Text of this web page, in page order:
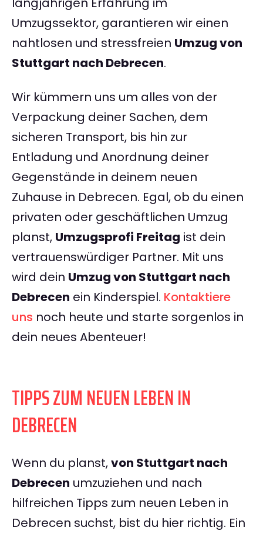
Umzugssektor, garantieren wir einen
nahtlosen und stressfreien Umzug von
Stuttgart nach Debrecen.
Wir kümmern uns um alles von der
Verpackung deiner Sachen, dem
sicheren Transport, bis hin zur
Entladung und Anordnung deiner
Gegenstände in deinem neuen
Zuhause in Debrecen. Egal, ob du einen
privaten oder geschäftlichen Umzug
planst, Umzugsprofi Freitag ist dein
vertrauenswürdiger Partner. Mit uns
wird dein Umzug von Stuttgart nach
Debrecen ein Kinderspiel. Kontaktiere
uns noch heute und starte sorgenlos in
dein neues Abenteuer!
TIPPS ZUM NEUEN LEBEN IN
DEBRECEN
Wenn du planst,von Stuttgart nach
Debrecen umzuziehen und nach
hilfreichen Tipps zum neuen Leben in
Debrecen suchst, bist du hier richtig. Ein